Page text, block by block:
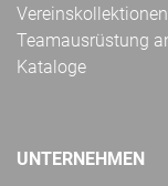
Vereinskollektionen
Teamausrüstung
Kataloge
UNTERNEHMEN